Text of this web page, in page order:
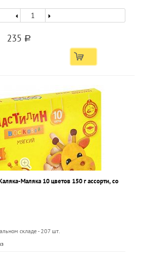
235 a
Маляка 10 цветов 150 г ассорти, со
складе - 207 шт.